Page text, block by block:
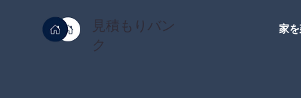
見積もりバン
ク
家